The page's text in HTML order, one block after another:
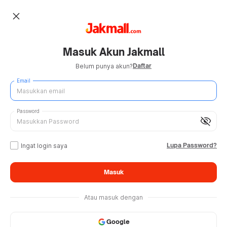
close
Masuk Akun Jakmall
Belum punya akun?Daftar
Email
visibility_off
Password
Ingat login saya Lupa Password?
Masuk
Atau masuk dengan
Google